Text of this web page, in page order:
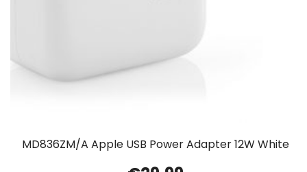
MD836ZM/A Apple USB Power Adapter 12W White